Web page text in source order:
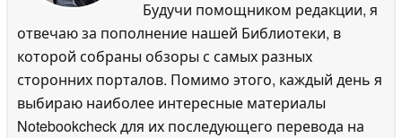
Будучи помощником редакции, я
отвечаю за пополнение нашей Библиотеки, в
которой собраны обзоры с самых разных
сторонних порталов. Помимо этого, каждый день я
выбираю наиболее интересные материалы
Notebookcheck для их последующего перевода на